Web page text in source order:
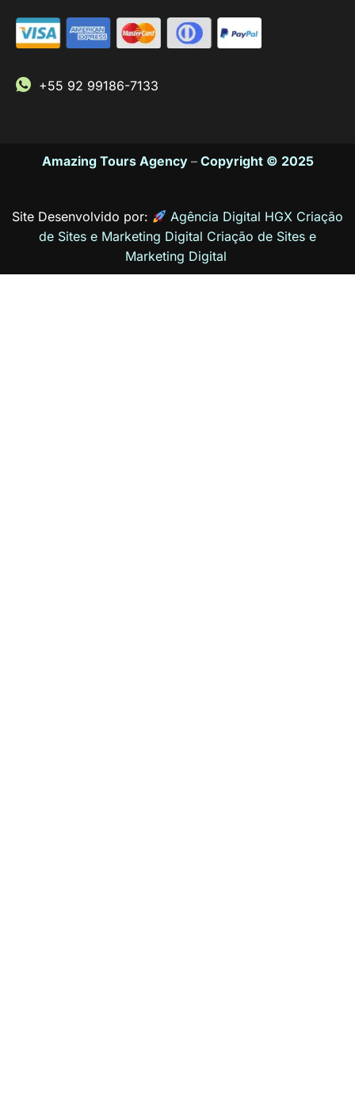
+55 92 99186-7133
Amazing Tours Agency– Copyright © 2025
Site Desenvolvido por:
Agência Digital HGX Criação
de Sites e Marketing Digital Criação de Sites e
Marketing Digital